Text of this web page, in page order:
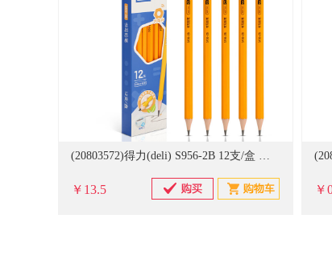
(20803572)得力(deli) S956-2B 12支/盒 黄杆办公皮头2B铅笔(单位：盒)
￥13.5 ￥